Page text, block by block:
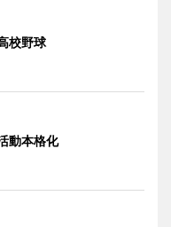
校野球
動本格化